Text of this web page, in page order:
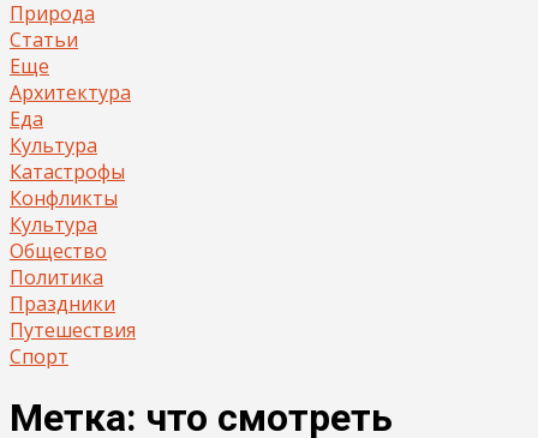
Природа
Статьи
Еще
Архитектура
Еда
Культура
Катастрофы
Конфликты
Культура
Общество
Политика
Праздники
Путешествия
Спорт
Метка: что смотреть